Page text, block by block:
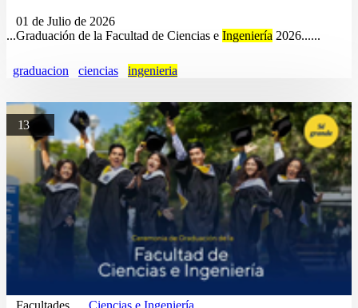
01 de Julio de 2026
...Graduación de la Facultad de Ciencias e Ingeniería 2026......
graduacion ciencias ingenieria
13
Facultades Ciencias e Ingeniería